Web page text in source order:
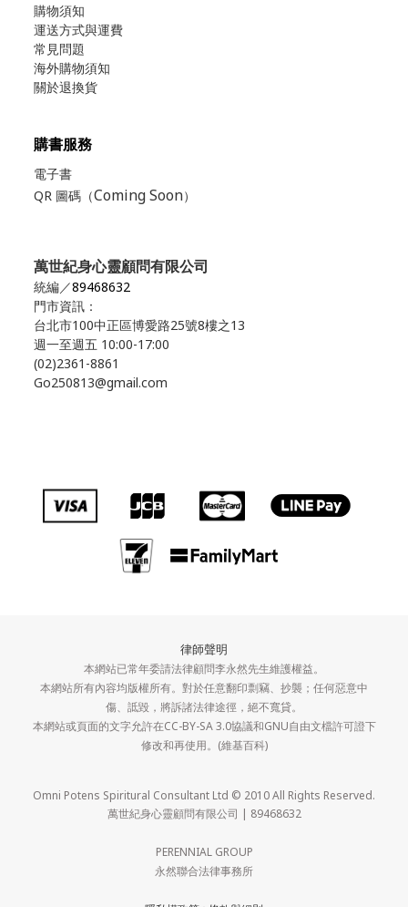
購物須知
運送方式與運費
常見問題
海外購物須知
關於退換貨
購書服務
電子書
QR 圖碼（Coming Soon）
萬世紀身心靈顧問有限公司
統編／89468632
門市資訊：
台北市100中正區博愛路25號8樓之13
週一至週五 10:00-17:00
(02)2361-8861
Go250813@gmail.com
律師聲明
本網站已常年委請法律顧問李永然先生維護權益。
本網站所有內容均版權所有。對於任意翻印剽竊、抄襲；任何惡意中
傷、詆毀，將訴諸法律途徑，絕不寬貸。
本網站或頁面的文字允許在CC-BY-SA 3.0協議和GNU自由文檔許可證下
修改和再使用。(維基百科)
Omni Potens Spiritural Consultant Ltd © 2010 All Rights Reserved.
萬世紀身心靈顧問有限公司 | 89468632
PERENNIAL GROUP
永然聯合法律事務所